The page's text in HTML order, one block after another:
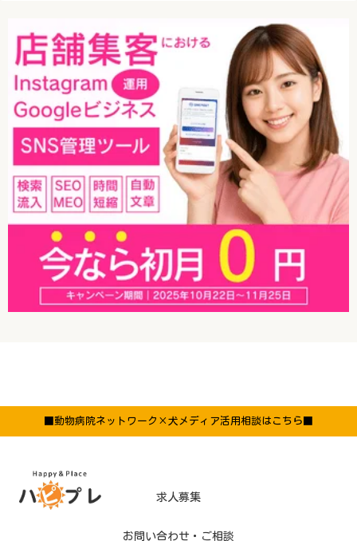
■動物病院ネットワーク×犬メディア活用相談はこちら■
求人募集
お問い合わせ・ご相談